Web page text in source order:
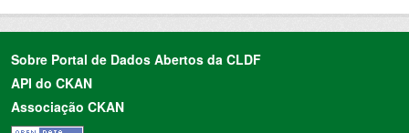
Sobre Portal de Dados Abertos da CLDF
API do CKAN
Associação CKAN